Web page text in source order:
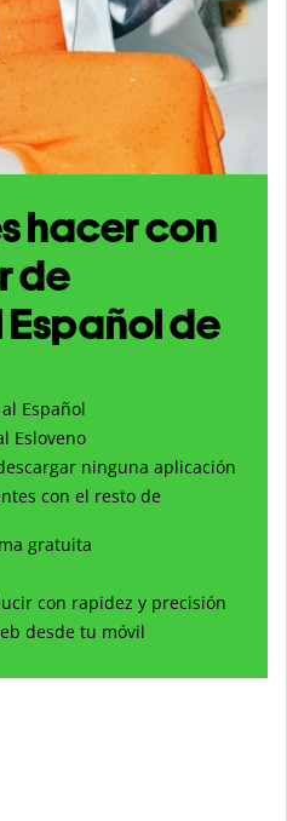
hacer con
de
Español de
Español
Esloveno
ninguna aplicación
con el resto de
gratuita
con rapidez y precisión
desde tu móvil